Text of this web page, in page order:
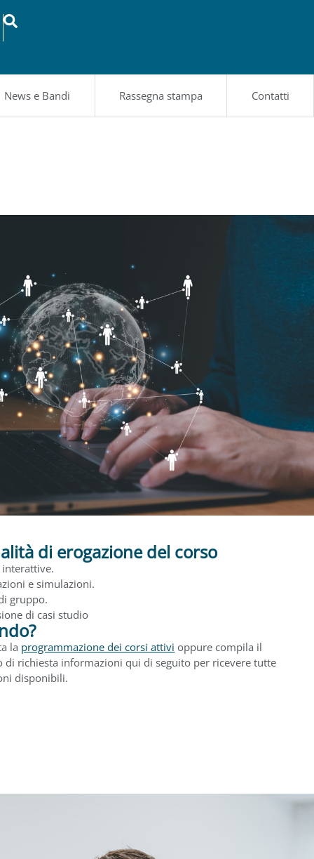
News e Bandi Rassegna stampa Contatti
di erogazione del corso
e simulazioni.
gruppo.
di casi studio
la programmazione dei corsi attivi oppure compila il
di richiesta informazioni qui di seguito per ricevere tutte
disponibili.